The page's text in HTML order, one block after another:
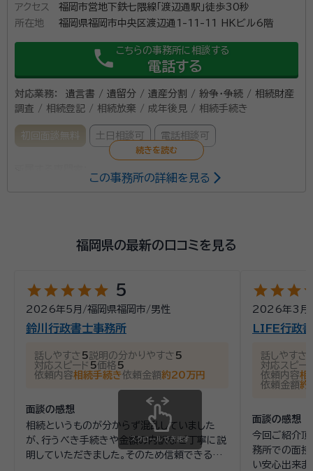
自身が税理士登録。更に司法書士などと連携して対応するため、
弊社ですべてお手続きが完了します。 ・在籍する弁護士・スタッ
談に、カウンセラーが同席。安心してご相談いただけます。 ・ご来
所・お電話・Zoom等あらゆる相談方法可。コロナ禍でもご安心
だきたい」という想いで日々ご相談をお受けしています。 よって
ます。 電話応対ひとつから、気持ちのいい、話しやすい雰囲気を
感じていただけるように心掛けています。 本江法律事務所では
護士事務所に相談するのはハードルが高いと感じていらっしゃ
料 初回のご相談は無料ですので、お気軽にご連絡ください。 ■
い。 ■メンタル心理カウンセラー常駐 本江法律事務所では弁護
士とカウンセラーが一緒にご相談をお聞きいたします。 ■オン
ライン面談にも対応 遠方の方や、現在外出が難しいといった方
ります。 ■地下鉄天神駅直結、駐車場もあり（コロナ禍でも安
心！） 地下鉄天神駅と直結。 西口改札を出てすぐ左へ。3番出
口が当事務所が入所する福岡朝日会館です。 また、お車でお越
しの方も駐車場をご用意しています。
アクセス
福岡市営地下鉄七隈線「渡辺通駅」徒歩30秒
所在地
福岡県福岡市中央区渡辺通1-11-11 HKビル6階
phone こちらの事務所に相談する
電話する
対応業務：
遺言書 / 遺留分 / 遺産分割 / 紛争・争続 / 相続財産
調査 / 相続登記 / 相続放棄 / 成年後見 / 相続手続き
初回面談無料 土日相談可 電話相談可
スパート 相続診断士 ファシリテーター パーソナルカラー&色彩心理認定
ィカルハーブ&腸セラピー講師 労務管理士 グリーフカウンセリング養成
講座修了 EAPコンサルタント ◆経歴 2013年9月 司法試験合格 2013
年12月 最高裁判所司法修習生（67期） 2015年1月 福岡県弁護士会登
録、弁護士法人ALG＆Associates入所 2016年4月 香川県弁護士会
松支所 非常勤講師 2020年3月 小早川法律事務所退所 2020年4月
弁護士法人 山本・坪井綜合法律事務所設立
よりよい解決方法を検討しております。 弁護士にご相談すること
は一生に一度あるかどうかです。せっかくご相談に来ていただ
いた以上は、今ある状況より少しでもよい状況になられるように
ずに新たな一歩をわたしたちと一緒に踏み出すことで、明るい
未来への後押しができることを、私たちは願っております。
資格等：弁護士
所属団体：福岡弁護士会
この事務所の詳細を見る
福岡県の最新の口コミを見る
starstarstarstarstar 5
2026年5月 /福岡県福岡市/男性
鈴川行政書士事務所
話しやすさ 5説明の分かりやすさ 5
対応スピード 5価格 5
依頼内容相続手続き依頼金額約20万円
面談の感想
相続というものが分からず混乱していました
が、行うべき手続きや金額の内訳など丁寧に説
明していただきました。そのため信頼できる方
starstarstar
2026年3月
LIFE行政
話しやすさ
対応スピー
依頼内容相
依頼金額約
面談の感想
今回ご紹介頂
務所での面接
い安心出来ま
スクロールできます